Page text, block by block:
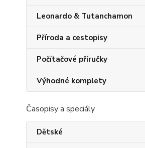
Leonardo & Tutanchamon
Příroda a cestopisy
Počítačové příručky
Výhodné komplety
Časopisy a speciály
Dětské